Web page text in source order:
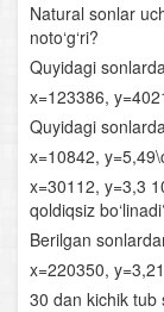
Sonlarga oid
Harakatga
Aralash bo‘lim
Ko‘rsatkichli
Natural sonlar
noto‘g‘ri?
Quyidagi
x=123386,
Quyidagi
x=10842,
x=30112, y=3,3
qoldiqsiz
Berilgan
x=220350,
30 dan kichik tub